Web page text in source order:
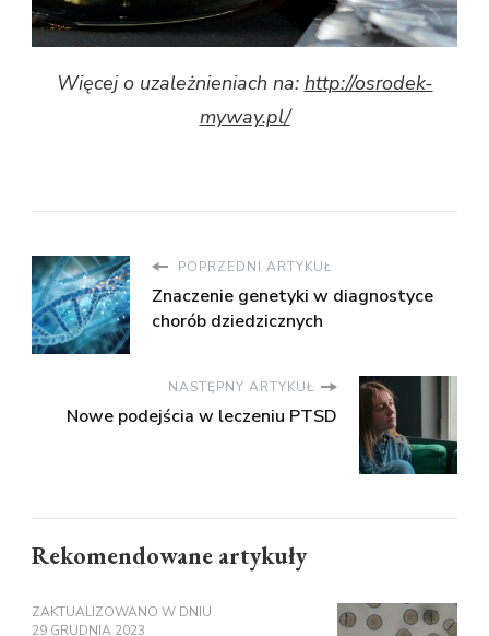
Więcej o uzależnieniach na: http://osrodek-
myway.pl/
POPRZEDNI ARTYKUŁ
Znaczenie genetyki w diagnostyce
chorób dziedzicznych
NASTĘPNY ARTYKUŁ
Nowe podejścia w leczeniu PTSD
Rekomendowane artykuły
ZAKTUALIZOWANO W DNIU
29 GRUDNIA 2023